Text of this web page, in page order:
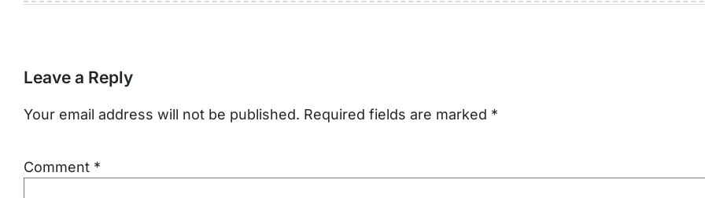
Leave a Reply
Your email address will not be published. Required fields are marked *
Comment *